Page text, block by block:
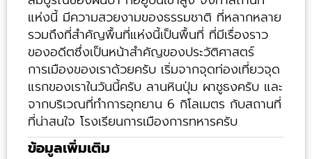
แห่งนี้ มีความสวยงามของธรรมชาติ ที่หลากหลาย
รวมถึงที่สำคัญพื้นที่แห่งนี้เป็นพื้นที่ ที่มีเรื่องราว
ของอดีตซึ่งเป็นหน้าสำคัญของประวัติศาสตร์
การเมืองของเราด้วยครับ เริ่มจากจุดท่องเที่ยวจุด
แรกของเราในวันนี้ครับ ลานหินปุ่ม ผาชูธงครับ และ
จากบริเวณที่ทำการอุทยาน 6 กิโลเมตร กับสถานที่
ที่น่าสนใจ โรงเรียนการเมืองการทหารครับ
ข้อมูลเพิ่มเติม